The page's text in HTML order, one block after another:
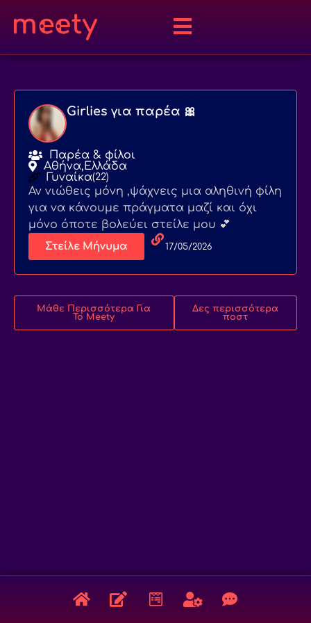
Girlies για παρέα 🎀
Παρέα & φίλοι
Αθήνα,Ελλάδα
Γυναίκα(22)
Αν νιώθεις μόνη ,ψάχνεις μια αληθινή φίλη
για να κάνουμε πράγματα μαζί και όχι
μόνο όποτε βολεύει στείλε μου 💕
Στείλε Μήνυμα 17/05/2026
Μάθε Περισσότερα Για
Το Meety
Δες περισσότερα
ποστ